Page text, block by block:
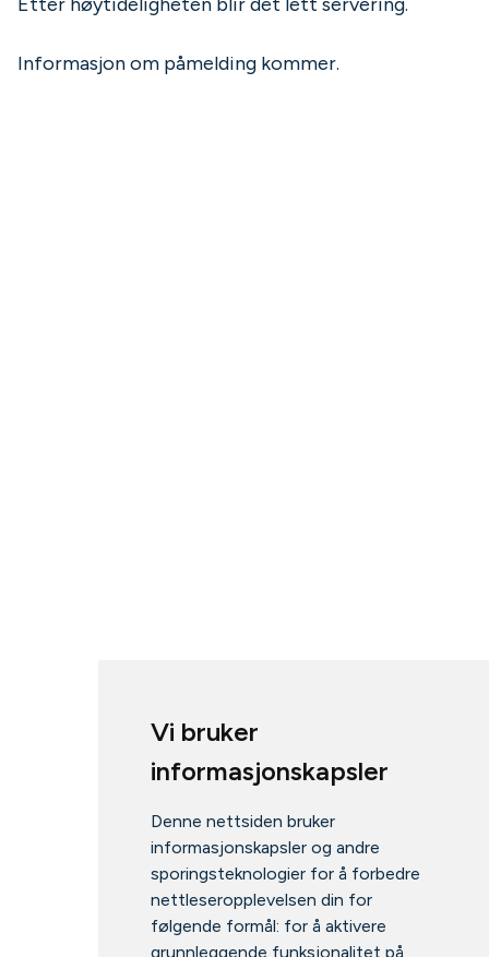
Vi bruker
informasjonskapsler
Denne nettsiden bruker
informasjonskapsler og andre
sporingsteknologier for å forbedre
nettleseropplevelsen din for
følgende formål: for å aktivere
grunnleggende funksjonalitet på
Informasjon om påmelding kommer.